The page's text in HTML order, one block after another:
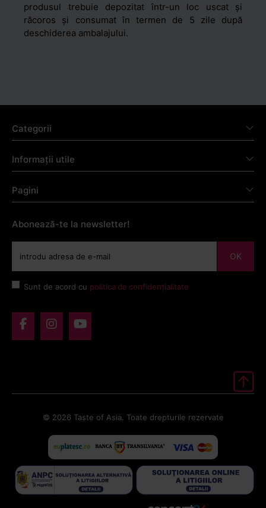
produsul trebuie depozitat într-un loc uscat și
răcoros și consumat în termen de 5 zile după
deschiderea ambalajului.
Categorii
Informații utile
Pagini
Abonează-te la newsletter!
OK
Sunt de acord cu politica de confidențialitate
© 2026 Taste of Asia. Toate drepturile rezervate